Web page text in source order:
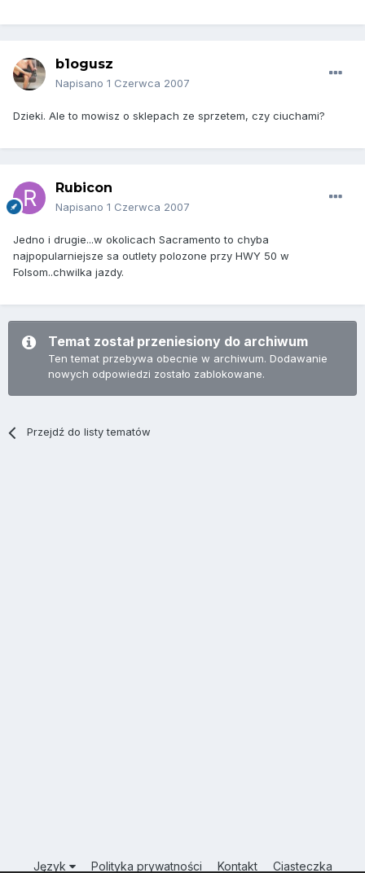
b1ogusz
Napisano 1 Czerwca 2007
Dzieki. Ale to mowisz o sklepach ze sprzetem, czy ciuchami?
Rubicon
Napisano 1 Czerwca 2007
Jedno i drugie...w okolicach Sacramento to chyba
najpopularniejsze sa outlety polozone przy HWY 50 w
Folsom..chwilka jazdy.
Temat został przeniesiony do archiwum
Ten temat przebywa obecnie w archiwum. Dodawanie
nowych odpowiedzi zostało zablokowane.
Przejdź do listy tematów
Język Polityka prywatności Kontakt Ciasteczka